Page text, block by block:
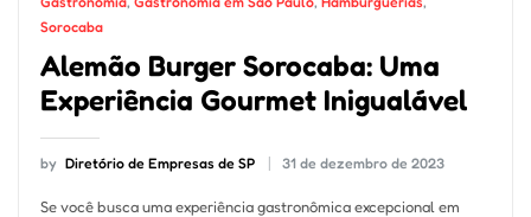
Sorocaba
Alemão Burger Sorocaba: Uma
Experiência Gourmet Inigualável
by Diretório de Empresas de SP 31 de dezembro de 2023
Se você busca uma experiência gastronômica excepcional em